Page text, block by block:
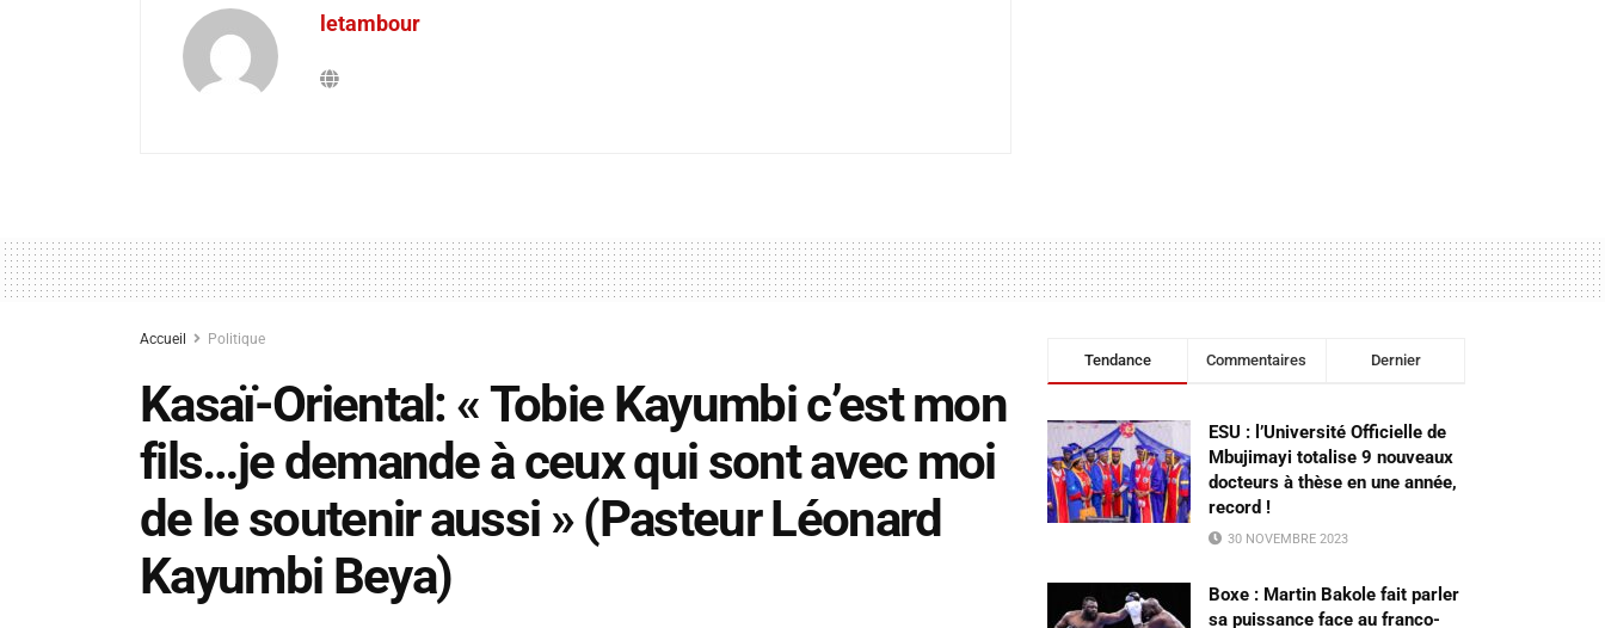
letambour
Accueil Politique
Kasaï-Oriental: « Tobie Kayumbi c’est mon
fils…je demande à ceux qui sont avec moi
de le soutenir aussi » (Pasteur Léonard
Kayumbi Beya)
Tendance Commentaires Dernier
ESU : l’Université Officielle de
Mbujimayi totalise 9 nouveaux
docteurs à thèse en une année,
record !
30 NOVEMBRE 2023
Boxe : Martin Bakole fait parler
sa puissance face au franco-